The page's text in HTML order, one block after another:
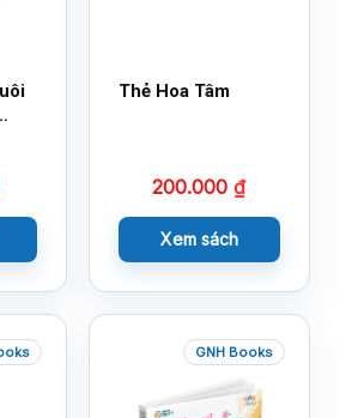
Thẻ Hoa Tâm
200.000₫
Xem sách
GNH Books